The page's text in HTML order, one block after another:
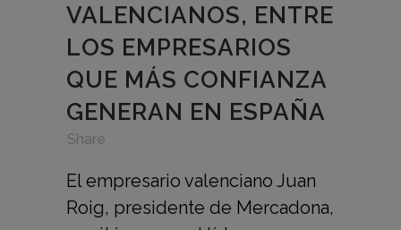
VALENCIANOS, ENTRE
LOS EMPRESARIOS
QUE MÁS CONFIANZA
GENERAN EN ESPAÑA
Share
El empresario valenciano Juan
Roig, presidente de Mercadona,